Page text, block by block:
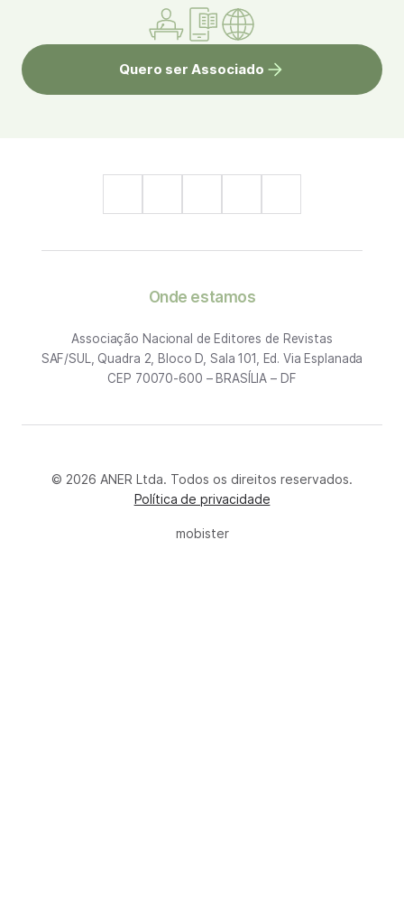
Quero ser Associado
Onde estamos
Associação Nacional de Editores de Revistas
SAF/SUL, Quadra 2, Bloco D, Sala 101, Ed. Via Esplanada
CEP 70070-600 – BRASÍLIA – DF
© 2026 ANER Ltda. Todos os direitos reservados.
Política de privacidade
mobister